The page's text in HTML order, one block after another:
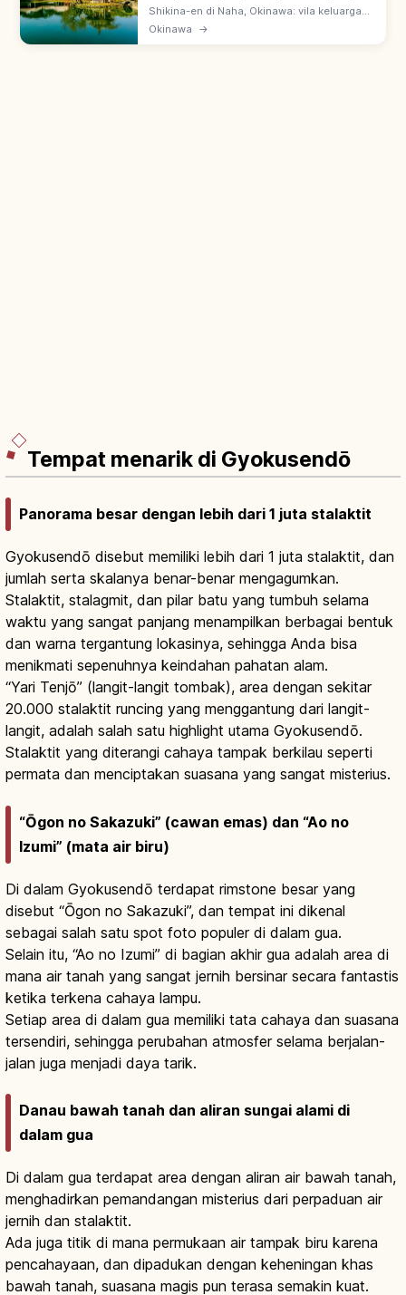
Berkunjung
Shikina-en di Naha, Okinawa: vila keluarga
kerajaan Ryukyu sejak 1799, wisma tamu
Okinawa →
Tempat menarik di Gyokusendō
Panorama besar dengan lebih dari 1 juta stalaktit
Gyokusendō disebut memiliki lebih dari 1 juta stalaktit, dan
jumlah serta skalanya benar-benar mengagumkan.
Stalaktit, stalagmit, dan pilar batu yang tumbuh selama
waktu yang sangat panjang menampilkan berbagai bentuk
dan warna tergantung lokasinya, sehingga Anda bisa
menikmati sepenuhnya keindahan pahatan alam.
“Yari Tenjō” (langit-langit tombak), area dengan sekitar
20.000 stalaktit runcing yang menggantung dari langit-
langit, adalah salah satu highlight utama Gyokusendō.
Stalaktit yang diterangi cahaya tampak berkilau seperti
permata dan menciptakan suasana yang sangat misterius.
“Ōgon no Sakazuki” (cawan emas) dan “Ao no
Izumi” (mata air biru)
Di dalam Gyokusendō terdapat rimstone besar yang
disebut “Ōgon no Sakazuki”, dan tempat ini dikenal
sebagai salah satu spot foto populer di dalam gua.
Selain itu, “Ao no Izumi” di bagian akhir gua adalah area di
mana air tanah yang sangat jernih bersinar secara fantastis
ketika terkena cahaya lampu.
Setiap area di dalam gua memiliki tata cahaya dan suasana
tersendiri, sehingga perubahan atmosfer selama berjalan-
jalan juga menjadi daya tarik.
Danau bawah tanah dan aliran sungai alami di
dalam gua
Di dalam gua terdapat area dengan aliran air bawah tanah,
menghadirkan pemandangan misterius dari perpaduan air
jernih dan stalaktit.
Ada juga titik di mana permukaan air tampak biru karena
pencahayaan, dan dipadukan dengan keheningan khas
bawah tanah, suasana magis pun terasa semakin kuat.